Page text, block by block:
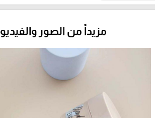
مزيداً من الصور والفيديو